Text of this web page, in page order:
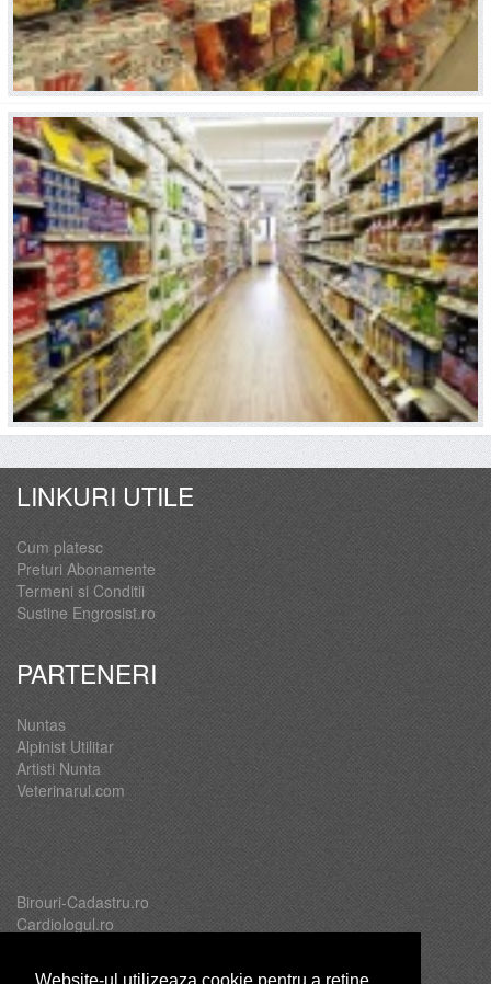
LINKURI UTILE
Cum platesc
Preturi Abonamente
Termeni si Conditii
Sustine Engrosist.ro
PARTENERI
Nuntas
Alpinist Utilitar
Artisti Nunta
Veterinarul.com
Birouri-Cadastru.ro
Cardiologul.ro
Servicii-DDD.com